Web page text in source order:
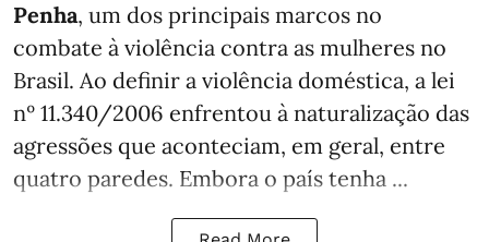
Penha, um dos principais marcos no
combate à violência contra as mulheres no
Brasil. Ao definir a violência doméstica, a lei
nº 11.340/2006 enfrentou à naturalização das
agressões que aconteciam, em geral, entre
quatro paredes. Embora o país tenha ...